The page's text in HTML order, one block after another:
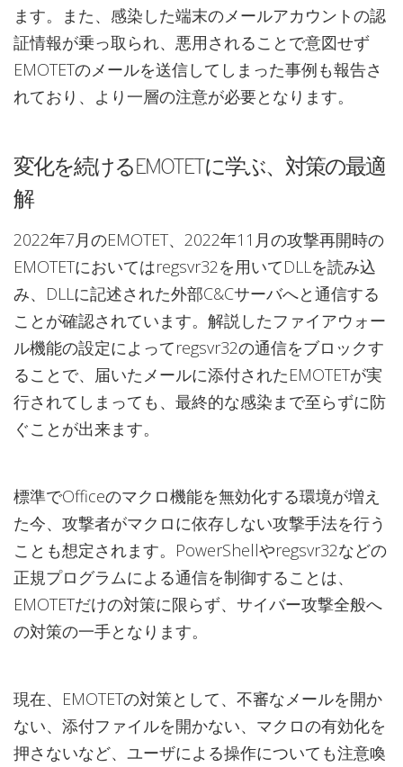
ます。また、感染した端末のメールアカウントの認
証情報が乗っ取られ、悪用されることで意図せず
EMOTETのメールを送信してしまった事例も報告さ
れており、より一層の注意が必要となります。
変化を続けるEMOTETに学ぶ、対策の最適
解
2022年7月のEMOTET、2022年11月の攻撃再開時の
EMOTETにおいてはregsvr32を用いてDLLを読み込
み、DLLに記述された外部C&Cサーバへと通信する
ことが確認されています。解説したファイアウォー
ル機能の設定によってregsvr32の通信をブロックす
ることで、届いたメールに添付されたEMOTETが実
行されてしまっても、最終的な感染まで至らずに防
ぐことが出来ます。
標準でOfficeのマクロ機能を無効化する環境が増え
た今、攻撃者がマクロに依存しない攻撃手法を行う
ことも想定されます。PowerShellやregsvr32などの
正規プログラムによる通信を制御することは、
EMOTETだけの対策に限らず、サイバー攻撃全般へ
の対策の一手となります。
現在、EMOTETの対策として、不審なメールを開か
ない、添付ファイルを開かない、マクロの有効化を
押さないなど、ユーザによる操作についても注意喚